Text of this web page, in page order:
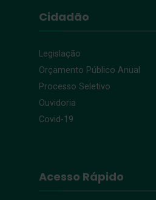
Cidadão
Legislação
Orçamento Público Anual
Processo Seletivo
Ouvidoria
Covid-19
Acesso Rápido